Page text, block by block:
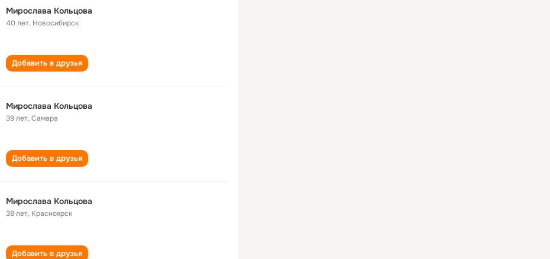
Мирослава Кольцова
40 лет, Новосибирск
Добавить в друзья
Мирослава Кольцова
39 лет,Самара
Добавить в друзья
Мирослава Кольцова
38 лет, Красноярск
Добавить в друзья